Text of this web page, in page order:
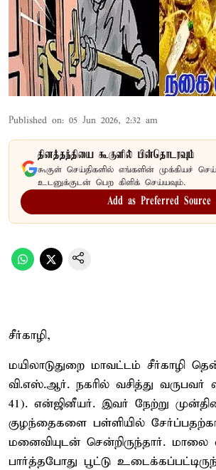
Published on: 05 Jun 2026, 2:32 am
தினத்தந்தியை கூகுளில் பின்தொடரவும்
கூகுள் செய்திகளில் எங்களின் முக்கியச்
உடனுக்குடன் பெற கிளிக் செய்யவும்.
Add as Preferred Source
சீர்காழி,
மயிலாடுதுறை மாவட்டம் சீர்காழி
வி.எஸ்.ஆர். நகரில் வசித்து வருபவர்
41). என்ஜினீயர். இவர் நேற்று
குழந்தைகளை பள்ளியில்
மனைவியுடன் சென்றிருந்தார். மாலை
பார்த்தபோது பூட்டு